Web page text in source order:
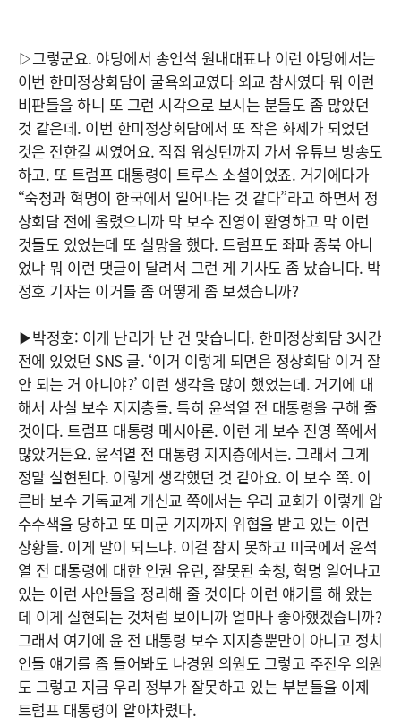
▷그렇군요. 야당에서 송언석 원내대표나 이런 야당에서는
이번 한미정상회담이 굴욕외교였다 외교 참사였다 뭐 이런
비판들을 하니 또 그런 시각으로 보시는 분들도 좀 많았던
것 같은데. 이번 한미정상회담에서 또 작은 화제가 되었던
것은 전한길 씨였어요. 직접 워싱턴까지 가서 유튜브 방송도
하고. 또 트럼프 대통령이 트루스 소셜이었죠. 거기에다가
“숙청과 혁명이 한국에서 일어나는 것 같다”라고 하면서 정
상회담 전에 올렸으니까 막 보수 진영이 환영하고 막 이런
것들도 있었는데 또 실망을 했다. 트럼프도 좌파 종북 아니
었냐 뭐 이런 댓글이 달려서 그런 게 기사도 좀 났습니다. 박
정호 기자는 이거를 좀 어떻게 좀 보셨습니까?
▶박정호: 이게 난리가 난 건 맞습니다. 한미정상회담 3시간
전에 있었던 SNS 글. ‘이거 이렇게 되면은 정상회담 이거 잘
안 되는 거 아니야?’ 이런 생각을 많이 했었는데. 거기에 대
해서 사실 보수 지지층들. 특히 윤석열 전 대통령을 구해 줄
것이다. 트럼프 대통령 메시아론. 이런 게 보수 진영 쪽에서
많았거든요. 윤석열 전 대통령 지지층에서는. 그래서 그게
정말 실현된다. 이렇게 생각했던 것 같아요. 이 보수 쪽. 이
른바 보수 기독교계 개신교 쪽에서는 우리 교회가 이렇게 압
수수색을 당하고 또 미군 기지까지 위협을 받고 있는 이런
상황들. 이게 말이 되느냐. 이걸 참지 못하고 미국에서 윤석
열 전 대통령에 대한 인권 유린, 잘못된 숙청, 혁명 일어나고
있는 이런 사안들을 정리해 줄 것이다 이런 얘기를 해 왔는
데 이게 실현되는 것처럼 보이니까 얼마나 좋아했겠습니까?
그래서 여기에 윤 전 대통령 보수 지지층뿐만이 아니고 정치
인들 얘기를 좀 들어봐도 나경원 의원도 그렇고 주진우 의원
도 그렇고 지금 우리 정부가 잘못하고 있는 부분들을 이제
트럼프 대통령이 알아차렸다.